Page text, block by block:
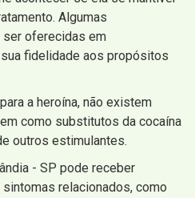
Algumas
oferecidas em
fidelidade aos propósitos
a heroína, não existem
como substitutos da cocaína
outros estimulantes.
- SP pode receber
relacionados, como